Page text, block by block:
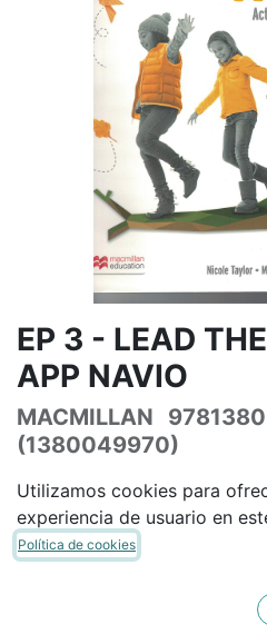
EP 3 - LEAD
APP NAVIO
MACMILLAN
(1380049970)
32,79€ 38,58€ IVA
Utilizamos cookies para
experiencia de usuario en
Política de cookies